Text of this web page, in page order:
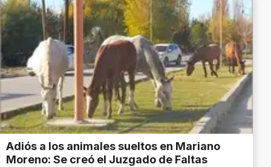
Adiós a los animales sueltos en Mariano
Moreno: Se creó el Juzgado de Faltas